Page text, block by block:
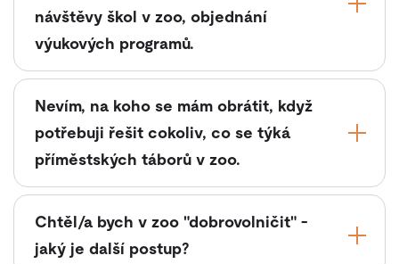
návštěvy škol v zoo, objednání
výukových programů.
Nevím, na koho se mám obrátit, když
potřebuji řešit cokoliv, co se týká
příměstských táborů v zoo.
Chtěl/a bych v zoo "dobrovolničit" -
jaký je další postup?